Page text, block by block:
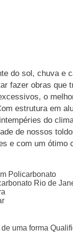
do sol, chuva e
fazer obras que
o
estrutura em
do
de nossos
e com um ótimo
Policarbonato
Rio de
uma forma